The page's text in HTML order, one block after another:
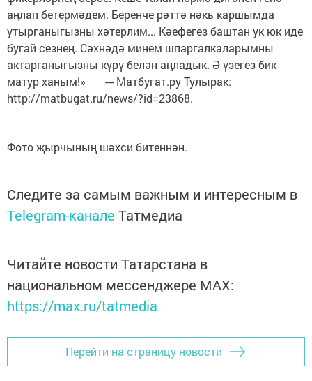
аңлап бетермәдем. Беренче рәттә нәкь каршымда
утырганыгызны хәтерлим... Кәефегез баштан ук юк иде
бугай сезнең. Сәхнәдә минем шпаргалкаларымны
актарганыгызны күрү белән аңладык. Ә үзегез бик
матур ханым!» --- Матбугат.ру Тулырак:
http://matbugat.ru/news/?id=23868.
Фото җырчының шәхси битеннән.
Следите за самым важным и интересным в
Telegram-канале Татмедиа
Читайте новости Татарстана в
национальном мессенджере MАХ:
https://max.ru/tatmedia
Перейти на страницу новости